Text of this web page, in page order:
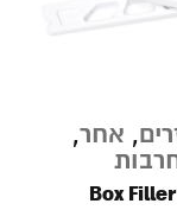
, אחר,
Box